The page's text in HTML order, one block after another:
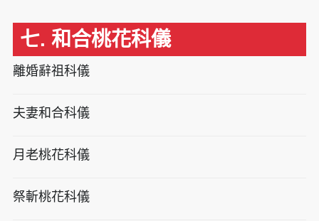
七. 和合桃花科儀
離婚辭祖科儀
夫妻和合科儀
月老桃花科儀
祭斬桃花科儀